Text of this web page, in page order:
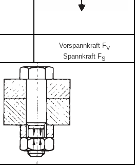
Vorspannkraft FV
Spannkraft FS